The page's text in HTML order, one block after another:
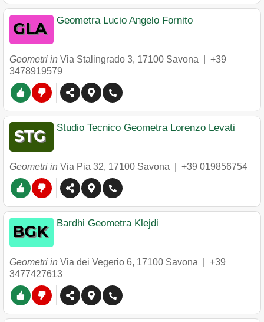
Geometra Lucio Angelo Fornito
Geometri in Via Stalingrado 3, 17100 Savona
+39
3478919579
Studio Tecnico Geometra Lorenzo Levati
Geometri in Via Pia 32, 17100 Savona +39 019856754
Bardhi Geometra Klejdi
Geometri in Via dei Vegerio 6, 17100 Savona
+39
3477427613